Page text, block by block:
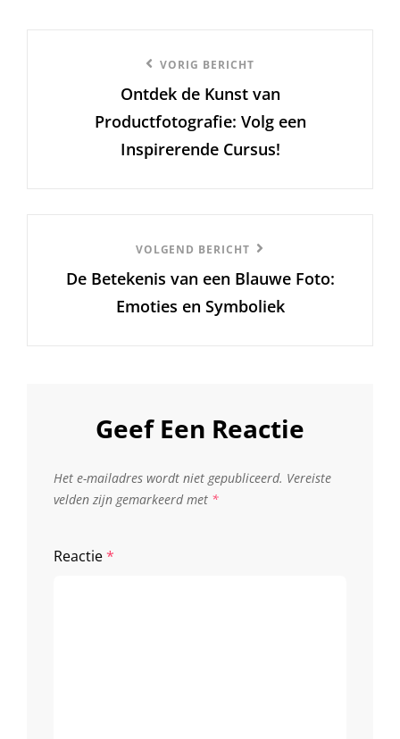
VORIG BERICHT
Ontdek de Kunst van
Productfotografie: Volg een
Inspirerende Cursus!
Bericht
VOLGEND BERICHT
De Betekenis van een Blauwe Foto:
Emoties en Symboliek
Geef Een Reactie
Het e-mailadres wordt niet gepubliceerd. Vereiste
velden zijn gemarkeerd met *
Reactie*